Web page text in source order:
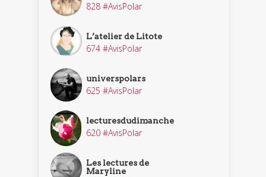
828 #AvisPolar
L’atelier de Litote
674 #AvisPolar
universpolars
625 #AvisPolar
lecturesdudimanche
620 #AvisPolar
Les lectures de
Maryline